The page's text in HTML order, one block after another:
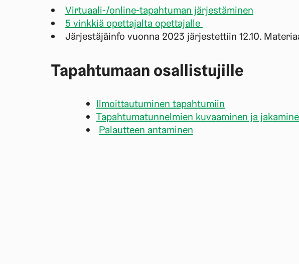
Virtuaali-/online-tapahtuman järjestäminen
5 vinkkiä opettajalta opettajalle
Järjestäjäinfo vuonna 2023 järjestettiin 12.10.
Tapahtumaan osallistujille
Ilmoittautuminen tapahtumiin
Tapahtumatunnelmien kuvaaminen ja
Palautteen antaminen